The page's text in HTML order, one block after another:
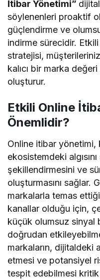
İtibar Yönetimi”
söylenenleri proaktif
güçlendirme ve
indirme sürecidir.
stratejisi,
kalıcı bir marka
oluşturur.
Etkili Online
Önemlidir?
Online itibar yönetimi,
ekosistemdeki
şekillendirmesini ve
oluşturmasını sağlar.
markalarla temas
kanallar olduğu için,
küçük olumsuz sinyal
doğrudan
markaların, dijitaldeki
etmesi ve potansiyel
tespit edebilmesi kritik